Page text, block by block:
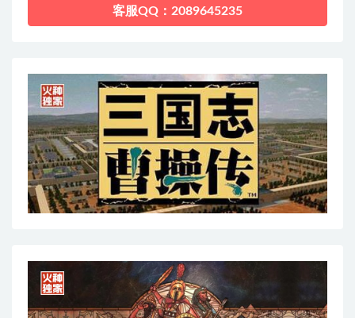
客服QQ：2089645235